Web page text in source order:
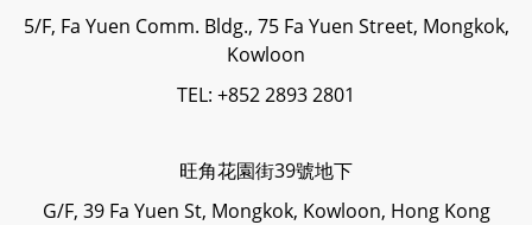
5/F, Fa Yuen Comm. Bldg., 75 Fa Yuen Street, Mongkok,
Kowloon
TEL: +852 2893 2801
旺角花園街39號地下
G/F, 39 Fa Yuen St, Mongkok, Kowloon, Hong Kong